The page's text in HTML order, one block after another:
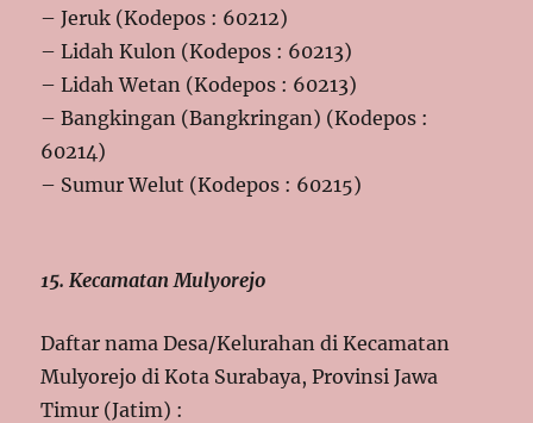
– Jeruk (Kodepos : 60212)
– Lidah Kulon (Kodepos : 60213)
– Lidah Wetan (Kodepos : 60213)
– Bangkingan (Bangkringan) (Kodepos :
60214)
– Sumur Welut (Kodepos : 60215)
15. Kecamatan Mulyorejo
Daftar nama Desa/Kelurahan di Kecamatan
Mulyorejo di Kota Surabaya, Provinsi Jawa
Timur (Jatim) :